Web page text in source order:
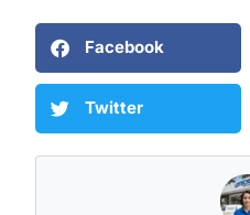
Facebook
Twitter